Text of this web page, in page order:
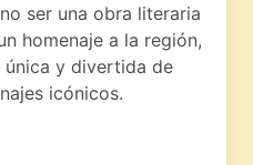
ser una obra literaria
homenaje a la región,
única y divertida de
icónicos.